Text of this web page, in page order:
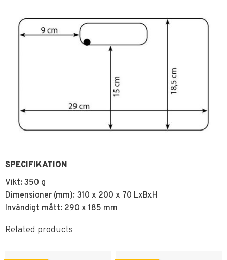
SPECIFIKATION
Vikt: 350 g
Dimensioner (mm): 310 x 200 x 70 LxBxH
Invändigt mått: 290 x 185 mm
Related products